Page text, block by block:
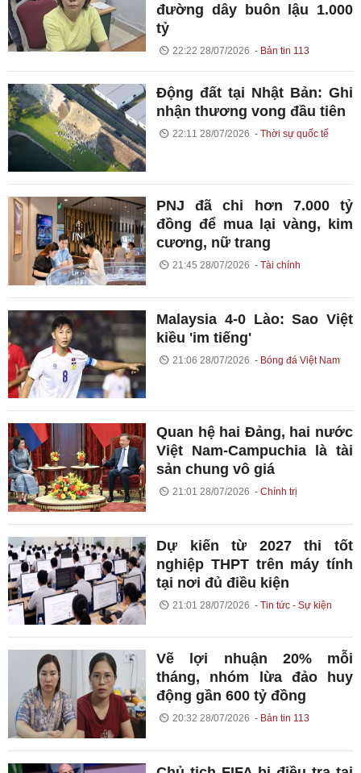
đường dây buôn lậu 1.000
tỷ
22:22 28/07/2026 Bản tin 113
Động đất tại Nhật Bản: Ghi
nhận thương vong đầu tiên
22:11 28/07/2026 Thời sự quốc tế
PNJ đã chi hơn 7.000 tỷ
đồng để mua lại vàng, kim
cương, nữ trang
21:45 28/07/2026 Tài chính
Malaysia 4-0 Lào: Sao Việt
kiều 'im tiếng'
21:06 28/07/2026 Bóng đá Việt Nam
Quan hệ hai Đảng, hai nước
Việt Nam-Campuchia là tài
sản chung vô giá ​
21:01 28/07/2026 Chính trị
Dự kiến từ 2027 thi tốt
nghiệp THPT trên máy tính
tại nơi đủ điều kiện
21:01 28/07/2026 Tin tức - Sự kiện
Vẽ lợi nhuận 20% mỗi
tháng, nhóm lừa đảo huy
động gần 600 tỷ đồng
20:32 28/07/2026 Bản tin 113